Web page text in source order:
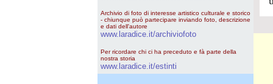
Archivio di foto di interesse artistico culturale e storico
- chiunque può partecipare inviando foto, descrizione
e dati dell'autore
www.laradice.it/archiviofoto
Per ricordare chi ci ha preceduto e fà parte della
nostra storia
www.laradice.it/estinti